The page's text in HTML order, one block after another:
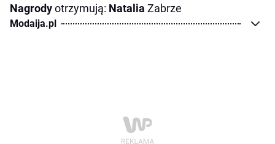
Nagrodyotrzymują: Natalia Zabrze
Modaija.pl